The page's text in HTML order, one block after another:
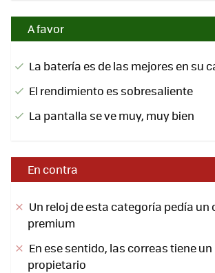
A favor
La batería es de las mejores en su
El rendimiento es sobresaliente
La pantalla se ve muy, muy bien
En contra
Un reloj de esta categoría pedía un
premium
En ese sentido, las correas tiene
propietario